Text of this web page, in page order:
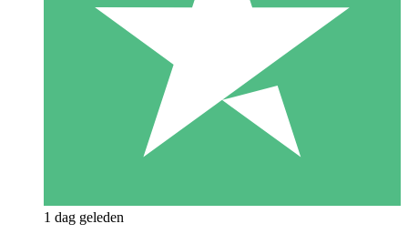
1 dag geleden